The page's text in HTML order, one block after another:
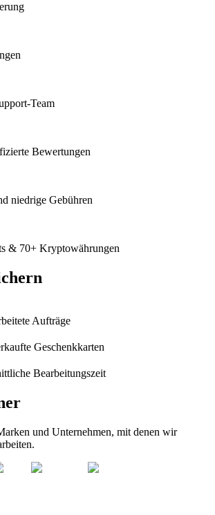
Team
Bewertungen
niedrige Gebühren
& 70+ Kryptowährungen
Aufträge
Geschenkkarten
Bearbeitungszeit
und Unternehmen, mit denen wir